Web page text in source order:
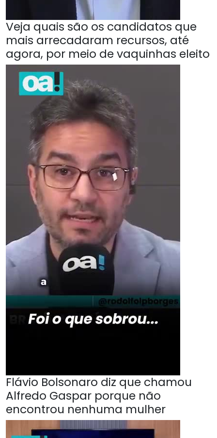
Veja quais são os candidatos que
mais arrecadaram recursos, até
agora, por meio de vaquinhas eleito
Flávio Bolsonaro diz que chamou
Alfredo Gaspar porque não
encontrou nenhuma mulher